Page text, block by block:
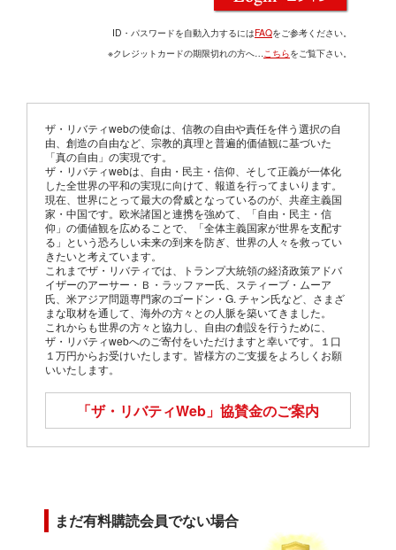
ID・パスワードを自動入力するにはFAQをご参考ください。
※クレジットカードの期限切れの方へ…こちらをご覧下さい。
ザ・リバティwebの使命は、信教の自由や責任を伴う選択の自
由、創造の自由など、宗教的真理と普遍的価値観に基づいた
「真の自由」の実現です。
ザ・リバティwebは、自由・民主・信仰、そして正義が一体化
した全世界の平和の実現に向けて、報道を行ってまいります。
現在、世界にとって最大の脅威となっているのが、共産主義国
家・中国です。欧米諸国と連携を強めて、「自由・民主・信
仰」の価値観を広めることで、「全体主義国家が世界を支配す
る」という恐ろしい未来の到来を防ぎ、世界の人々を救ってい
きたいと考えています。
これまでザ・リバティでは、トランプ大統領の経済政策アドバ
イザーのアーサー・Ｂ・ラッファー氏、スティーブ・ムーア
氏、米アジア問題専門家のゴードン・G. チャン氏など、さまざ
まな取材を通して、海外の方々との人脈を築いてきました。
これからも世界の方々と協力し、自由の創設を行うために、
ザ・リバティwebへのご寄付をいただけますと幸いです。１口
１万円からお受けいたします。皆様方のご支援をよろしくお願
いいたします。
「ザ・リバティWeb」 協賛金のご案内
まだ有料購読会員でない場合